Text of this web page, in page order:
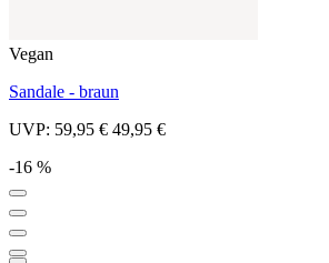
Vegan
Sandale - braun
UVP: 59,95 € 49,95 €
-16 %